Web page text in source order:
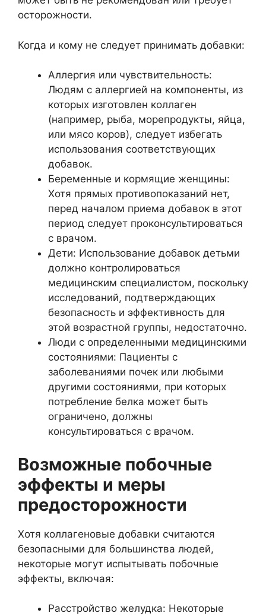
осторожности.
Когда и кому не следует принимать добавки:
Аллергия или чувствительность:
Людям с аллергией на компоненты, из
которых изготовлен коллаген
(например, рыба, морепродукты, яйца,
или мясо коров), следует избегать
использования соответствующих
добавок.
Беременные и кормящие женщины:
Хотя прямых противопоказаний нет,
перед началом приема добавок в этот
период следует проконсультироваться
с врачом.
Дети: Использование добавок детьми
должно контролироваться
медицинским специалистом, поскольку
исследований, подтверждающих
безопасность и эффективность для
этой возрастной группы, недостаточно.
Люди с определенными медицинскими
состояниями: Пациенты с
заболеваниями почек или любыми
другими состояниями, при которых
потребление белка может быть
ограничено, должны
консультироваться с врачом.
Возможные побочные
эффекты и меры
предосторожности
Хотя коллагеновые добавки считаются
безопасными для большинства людей,
некоторые могут испытывать побочные
эффекты, включая:
Расстройство желудка: Некоторые